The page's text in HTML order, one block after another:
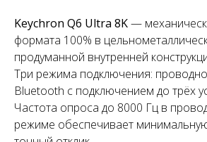
Keychron Q6 Ultra 8K—
формата 100% в
продуманной внутренней
Три режима подключения:
Bluetooth с подключением до трёх
Частота опроса до 8000 Гц в
режиме обеспечивает